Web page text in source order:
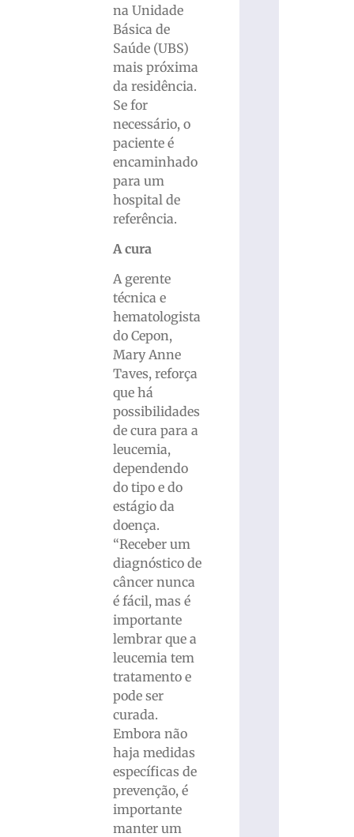
na Unidade
Básica de
Saúde (UBS)
mais próxima
da residência.
Se for
necessário, o
paciente é
encaminhado
para um
hospital de
referência.
A cura
A gerente
técnica e
hematologista
do Cepon,
Mary Anne
Taves, reforça
que há
possibilidades
de cura para a
leucemia,
dependendo
do tipo e do
estágio da
doença.
“Receber um
diagnóstico de
câncer nunca
é fácil, mas é
importante
lembrar que a
leucemia tem
tratamento e
pode ser
curada.
Embora não
haja medidas
específicas de
prevenção, é
importante
manter um